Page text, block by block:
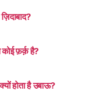
फ़र्क़ है?
होता है उबाऊ?